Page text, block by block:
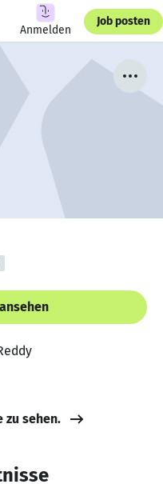
Anmelden
Job posten
zu sehen.